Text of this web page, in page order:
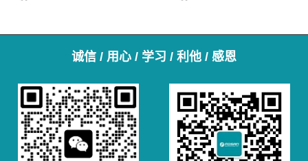
诚信 / 用心 / 学习 / 利他 / 感恩